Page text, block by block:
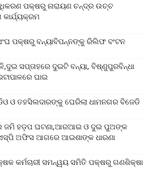
ପକ୍ଷରୁ ନାରାୟଣ ଚନ୍ଦ୍ର ଉଚ୍ଚ
କାର୍ଯ୍ୟକ୍ରମ
ପକ୍ଷରୁ ବନ୍ୟାବିପନ୍ନଙ୍କୁ ରିଲିଫ ବଂଟନ
ସପ୍ତାହରେ ଦୁଇଟି ବନ୍ୟା, ବିଷ୍ଣୁପୁରବିନ୍ଧା
ଘାଇ
ଓ ତହସିଲଦାରଙ୍କୁ ଘେରିଲା ଧାମନଗର ବିଜେଡି
ଜମି ହଡ଼ପ ଘଟଣା,ଆରଆଇ ଓ ଦୁଇ ପୁଅଙ୍କ
ଅଫିସ ଆଗରେ ଆଇଶାଙ୍କ ଧାରଣା
କର୍ମଚାରୀ ସମନ୍ୱୟ ସମିତି ପକ୍ଷରୁ ଗଣଶିକ୍ଷା